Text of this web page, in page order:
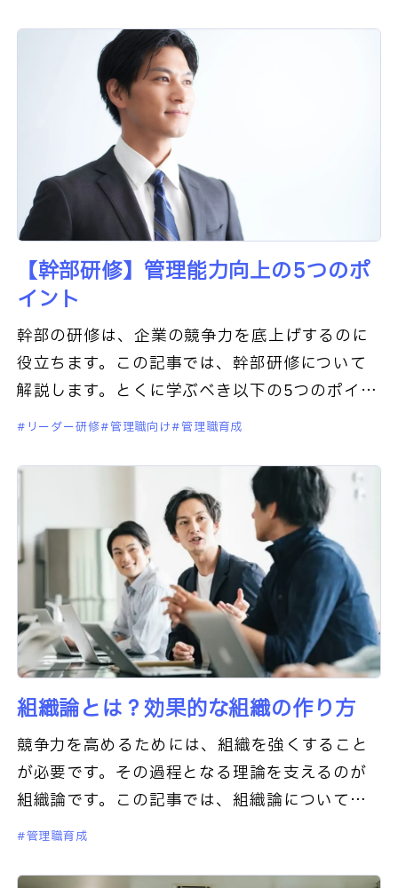
【幹部研修】管理能力向上の5つのポ
イント
幹部の研修は、企業の競争力を底上げするのに
役立ちます。この記事では、幹部研修について
解説します。とくに学ぶべき以下の5つのポイン
トを深堀していきます。リーダーシップとチー
リーダー研修 管理職向け 管理職育成
組織論とは？効果的な組織の作り方
競争力を高めるためには、組織を強くすること
が必要です。その過程となる理論を支えるのが
組織論です。この記事では、組織論について解
説します。以下の点について深堀していきま
管理職育成